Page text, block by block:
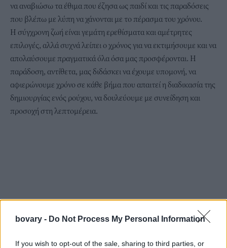
bovary - Do Not Process My Personal Information
If you wish to opt-out of the sale, sharing to third parties, or
να αναβιώσω τα έθιμα που έζησα ως παιδί και τις παραδόσεις
που βλέπω με λύπη να χάνονται με το πέρασμα του χρόνου.
Η σύγχρονη ζωή είναι γεμάτη ερεθίσματα και αμέτρητες
επιλογές, αλλά συχνά λείπει ο χρόνος για να εκτιμήσουμε και να
απολαύσουμε πραγματικά όλα όσα μας προσφέρονται. Η
παράδοση, αντίθετα, μας διδάσκει να έχουμε υπομονή, να
αφιερώνουμε χρόνο σε κάθε βήμα που απαιτεί η διαδικασία της
δημιουργίας ενός ρούχου, να δουλεύουμε με συνείδηση και
προσοχή στη λεπτομέρεια.